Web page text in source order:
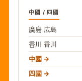
中國 / 四國
廣島 広島
香川 香川
中國
四國